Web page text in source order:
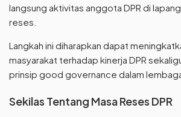
langsung aktivitas anggota DPR di
reses.
Langkah ini diharapkan dapat
masyarakat terhadap kinerja DPR
prinsip good governance dalam
Sekilas Tentang Masa Reses DPR